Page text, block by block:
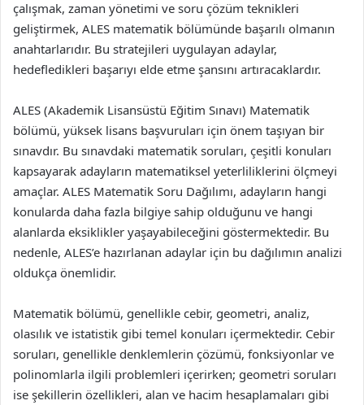
çalışmak, zaman yönetimi ve soru çözüm teknikleri
geliştirmek, ALES matematik bölümünde başarılı olmanın
anahtarlarıdır. Bu stratejileri uygulayan adaylar,
hedefledikleri başarıyı elde etme şansını artıracaklardır.
ALES (Akademik Lisansüstü Eğitim Sınavı) Matematik
bölümü, yüksek lisans başvuruları için önem taşıyan bir
sınavdır. Bu sınavdaki matematik soruları, çeşitli konuları
kapsayarak adayların matematiksel yeterliliklerini ölçmeyi
amaçlar. ALES Matematik Soru Dağılımı, adayların hangi
konularda daha fazla bilgiye sahip olduğunu ve hangi
alanlarda eksiklikler yaşayabileceğini göstermektedir. Bu
nedenle, ALES’e hazırlanan adaylar için bu dağılımın analizi
oldukça önemlidir.
Matematik bölümü, genellikle cebir, geometri, analiz,
olasılık ve istatistik gibi temel konuları içermektedir. Cebir
soruları, genellikle denklemlerin çözümü, fonksiyonlar ve
polinomlarla ilgili problemleri içerirken; geometri soruları
ise şekillerin özellikleri, alan ve hacim hesaplamaları gibi